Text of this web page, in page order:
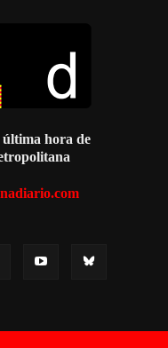
hora de